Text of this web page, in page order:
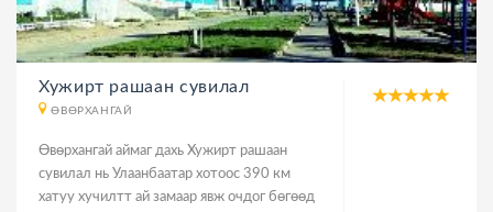
Хужирт рашаан сувилал
ӨВӨРХАНГАЙ
Өвөрхангай аймаг дахь Хужирт рашаан
сувилал нь Улаанбаатар хотоос 390 км
хатуу хучилтт ай замаар явж очдог бөгөөд